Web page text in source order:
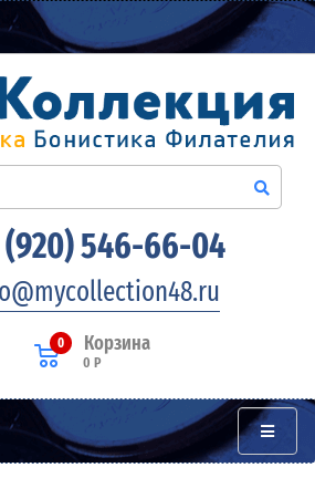
(920) 546-66-04
Корзина
0
0 Р